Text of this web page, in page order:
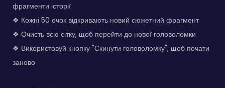
фрагменти історії
❖ Кожні 50 очок відкривають новий сюжетний фрагмент
❖ Очисть всю сітку, щоб перейти до нової головоломки
❖ Використовуй кнопку "Скинути головоломку", щоб почати
заново